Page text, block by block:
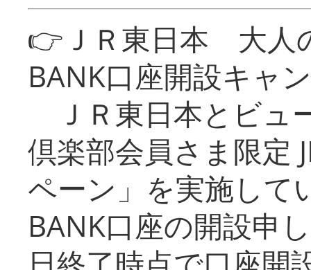
👉ＪＲ東日本 大人
BANK口座開設キャ
ＪＲ東日本とビュ
倶楽部会員さま限定
ペーン」を実施して
BANK口座の開設申